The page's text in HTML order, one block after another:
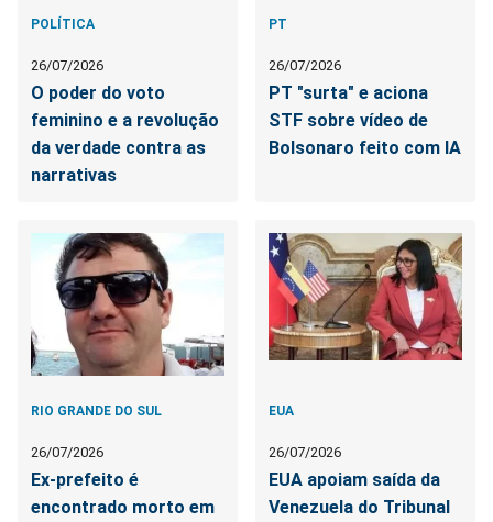
POLÍTICA
26/07/2026
O poder do voto
feminino e a revolução
da verdade contra as
narrativas
PT
26/07/2026
PT "surta" e aciona
STF sobre vídeo de
Bolsonaro feito com IA
RIO GRANDE DO SUL
26/07/2026
Ex-prefeito é
encontrado morto em
EUA
26/07/2026
EUA apoiam saída da
Venezuela do Tribunal